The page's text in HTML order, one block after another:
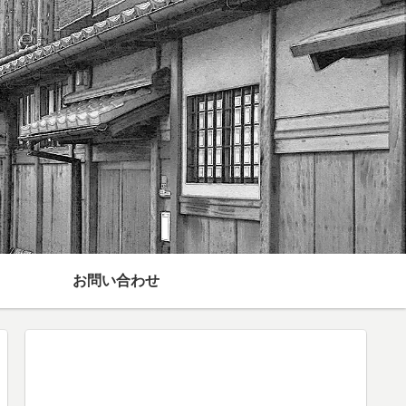
お問い合わせ